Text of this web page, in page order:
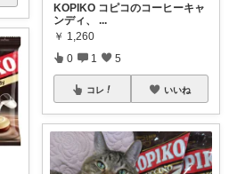
KOPIKO コピコのコーヒーキャ
ンディ、
...
￥ 1,260
0 1 5
コレ いいね